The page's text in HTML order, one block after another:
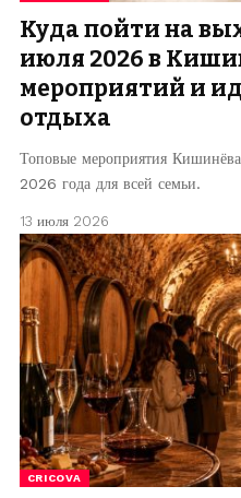
Куда пойти на
июля 2026 в
мероприятий и
отдыха
Топовые мероприятия
2026 года для всей семьи.
13 июля 2026
CRICOVA